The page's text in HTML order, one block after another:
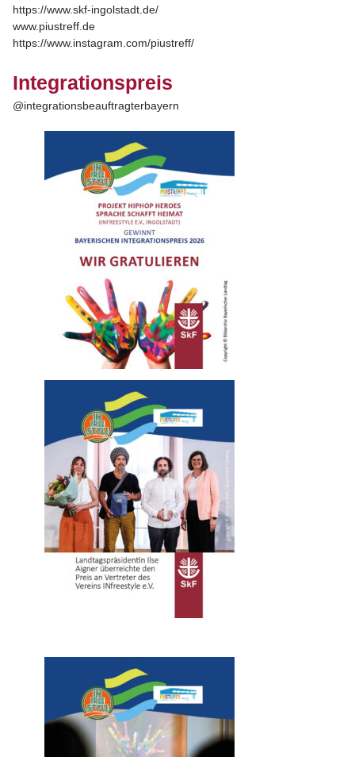
https://www.skf-ingolstadt.de/
www.piustreff.de
https://www.instagram.com/piustreff/
Integrationspreis
@integrationsbeauftragterbayern